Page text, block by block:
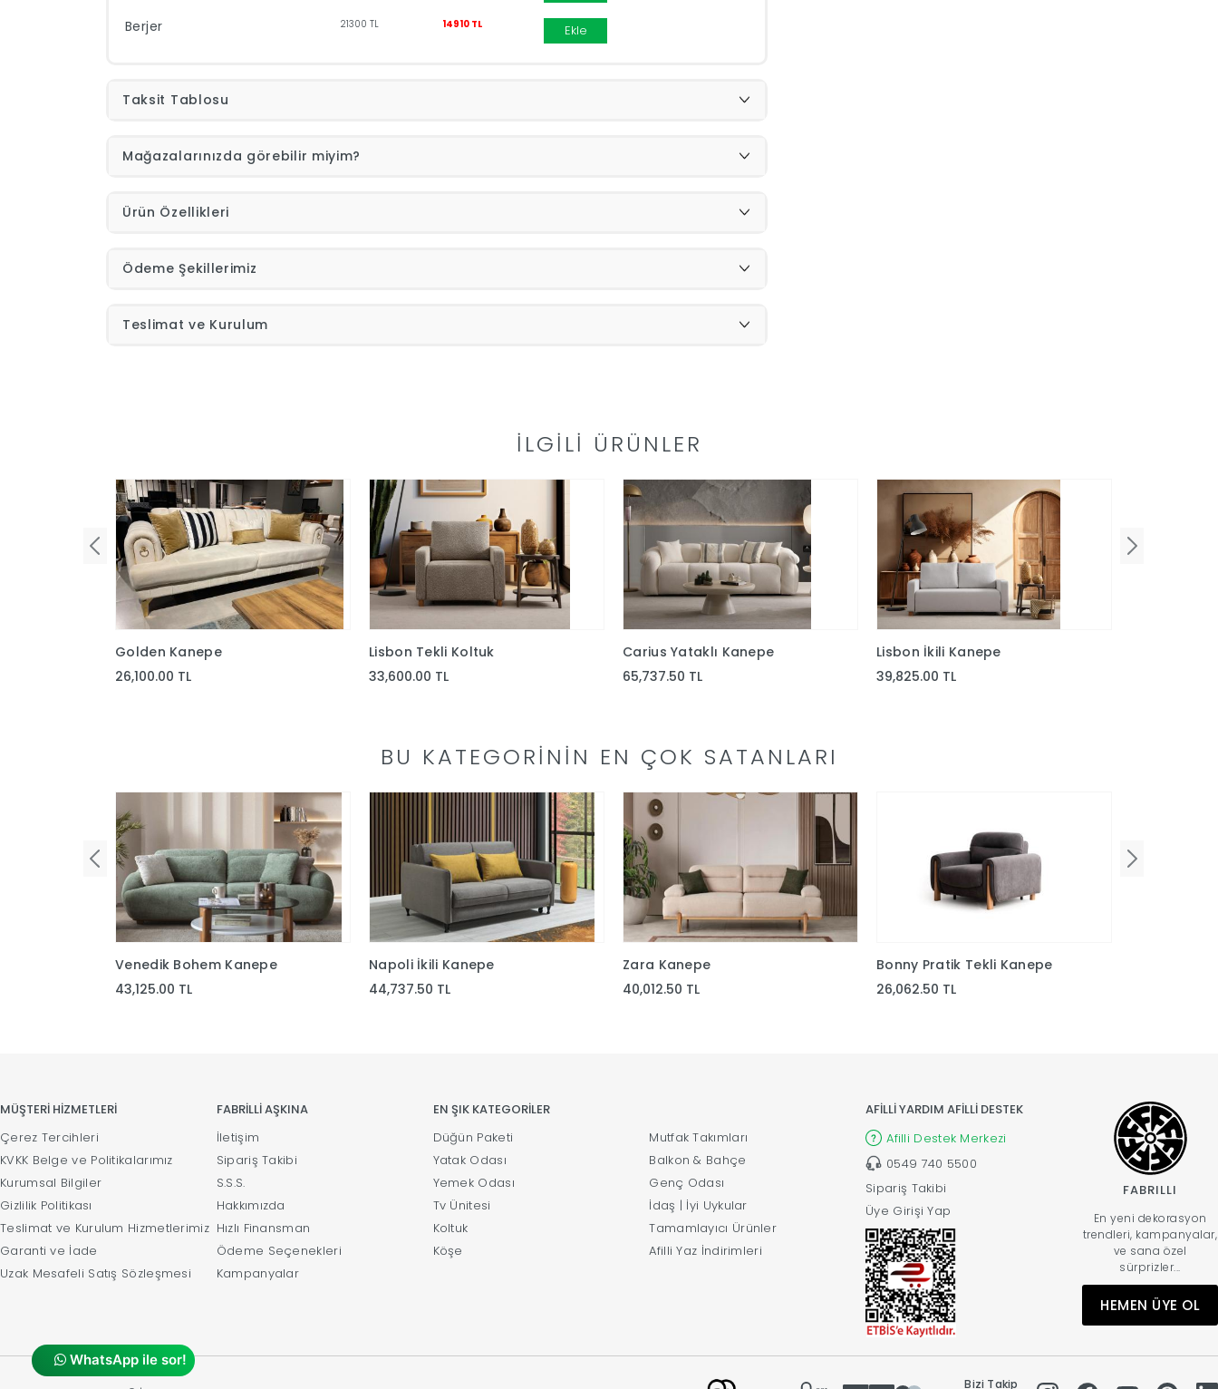
Berjer 21300 TL 14910 TL Ekle
Taksit Tablosu
Mağazalarınızda görebilir miyim?
Ürün Özellikleri
Ödeme Şekillerimiz
Teslimat ve Kurulum
İLGILI ÜRÜNLER
Golden Kanepe
26,100.00 TL
Lisbon Tekli Koltuk
33,600.00 TL
Carius Yataklı Kanepe
65,737.50 TL
Lisbon İkili Kanepe
39,825.00 TL
BU KATEGORININ EN ÇOK SATANLARI
Venedik Bohem Kanepe
43,125.00 TL
Napoli İkili Kanepe
44,737.50 TL
Zara Kanepe
40,012.50 TL
Bonny Pratik Tekli Kanepe
26,062.50 TL
MÜŞTERİ HİZMETLERİ
Çerez Tercihleri
KVKK Belge ve Politikalarımız
Kurumsal Bilgiler
Gizlilik Politikası
Teslimat ve Kurulum Hizmetlerimiz
Garanti ve İade
Uzak Mesafeli Satış Sözleşmesi
FABRİLLİ AŞKINA
İletişim
Sipariş Takibi
S.S.S.
Hakkımızda
Hızlı Finansman
Ödeme Seçenekleri
Kampanyalar
EN ŞIK KATEGORİLER
Düğün Paketi
Yatak Odası
Yemek Odası
Tv Ünitesi
Koltuk
Köşe
Mutfak Takımları
Balkon & Bahçe
Genç Odası
İdaş | İyi Uykular
Tamamlayıcı Ürünler
Afilli Yaz İndirimleri
AFİLLİ YARDIM AFİLLİ DESTEK
Afilli Destek Merkezi
0549 740 5500
Sipariş Takibi
Üye Girişi Yap
FABRILLI
En yeni dekorasyon
trendleri, kampanyalar,
ve sana özel
sürprizler...
HEMEN ÜYE OL
Bizi Takip
WhatsApp ile sor!